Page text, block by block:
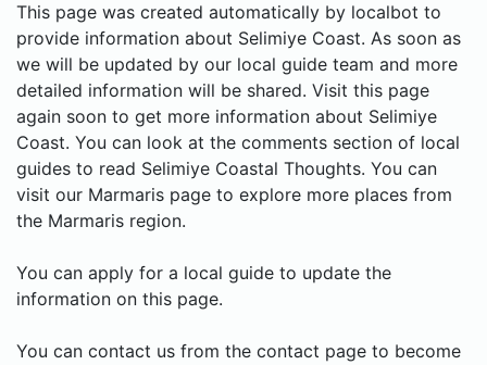
This page was created automatically by localbot to
provide information about Selimiye Coast. As soon as
we will be updated by our local guide team and more
detailed information will be shared. Visit this page
again soon to get more information about Selimiye
Coast. You can look at the comments section of local
guides to read Selimiye Coastal Thoughts. You can
visit our Marmaris page to explore more places from
the Marmaris region.
You can apply for a local guide to update the
information on this page.
You can contact us from the contact page to become